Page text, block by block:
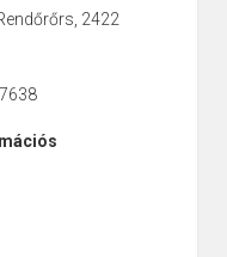
2422